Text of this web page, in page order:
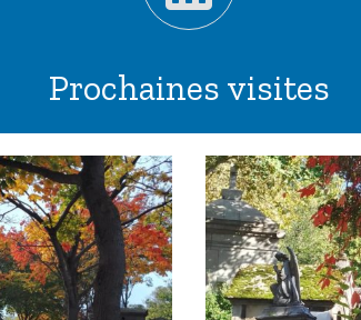
Prochaines visites